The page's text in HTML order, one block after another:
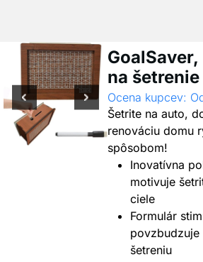
na
Ocena kupcev:
Šetrite na auto,
renováciu domu
spôsobom!
Inovatívna
motivuje
ciele
Formulár
povzbudzuje
šetreniu